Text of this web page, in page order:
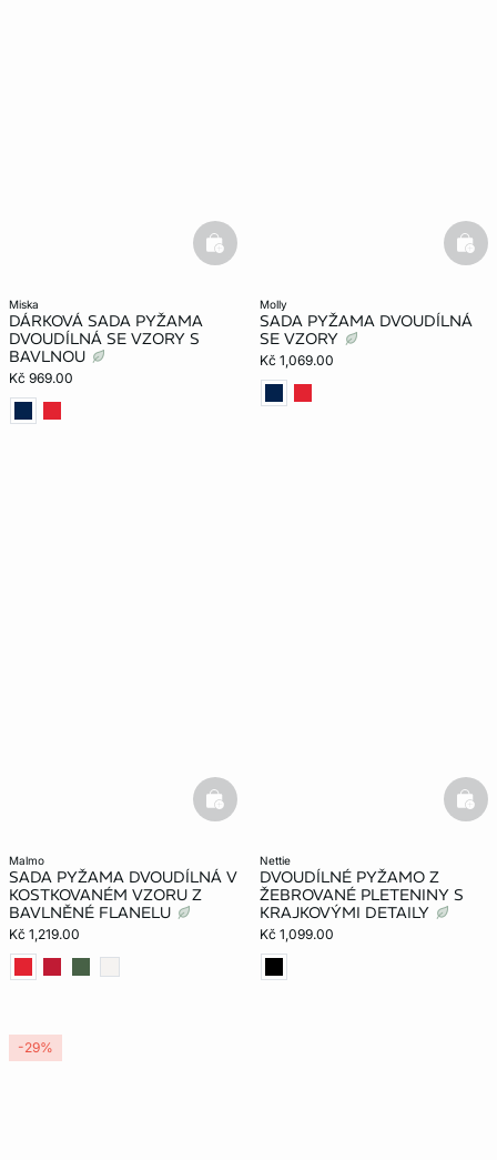
miska
DÁRKOVÁ SADA PYŽAMA
DVOUDÍLNÁ SE VZORY S
BAVLNOU
Kč 969.00
basketfull
molly
SADA PYŽAMA DVOUDÍLNÁ
SE VZORY
Kč 1,069.00
malmo
SADA PYŽAMA DVOUDÍLNÁ V
KOSTKOVANÉM VZORU Z
BAVLNĚNÉ FLANELU
Kč 1,219.00
basketfull
nettie
DVOUDÍLNÉ PYŽAMO Z
ŽEBROVANÉ PLETENINY S
KRAJKOVÝMI DETAILY
Kč 1,099.00
-29%